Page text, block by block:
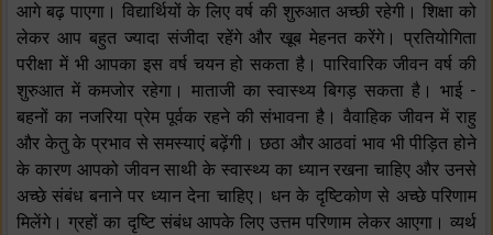
आगे बढ़ पाएगा। विद्यार्थियों के लिए वर्ष की शुरुआत अच्छी रहेगी। शिक्षा को
लेकर आप बहुत ज्यादा संजीदा रहेंगे और खूब मेहनत करेंगे। प्रतियोगिता
परीक्षा में भी आपका इस वर्ष चयन हो सकता है। पारिवारिक जीवन वर्ष की
शुरुआत में कमजोर रहेगा। माताजी का स्वास्थ्य बिगड़ सकता है। भाई -
बहनों का नजरिया प्रेम पूर्वक रहने की संभावना है। वैवाहिक जीवन में राहु
और केतु के प्रभाव से समस्याएं बढ़ेंगी। छठा और आठवां भाव भी पीड़ित होने
के कारण आपको जीवन साथी के स्वास्थ्य का ध्यान रखना चाहिए और उनसे
अच्छे संबंध बनाने पर ध्यान देना चाहिए। धन के दृष्टिकोण से अच्छे परिणाम
मिलेंगे। ग्रहों का दृष्टि संबंध आपके लिए उत्तम परिणाम लेकर आएगा। व्यर्थ